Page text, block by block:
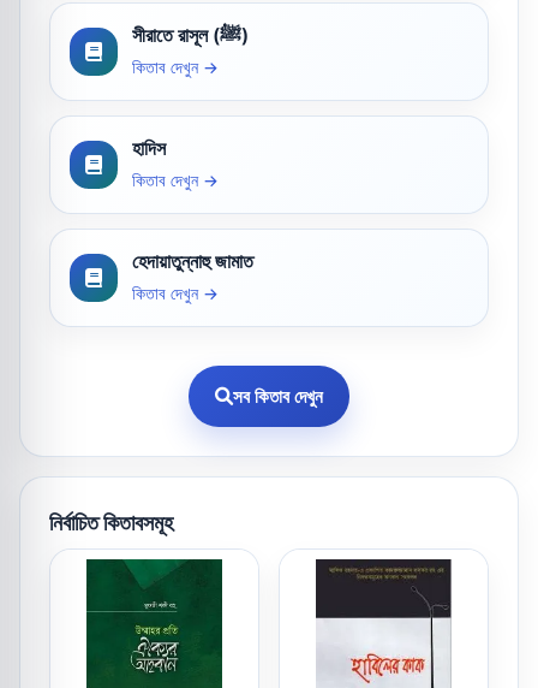
সীরাতে রাসূল (ﷺ)
কিতাব দেখুন →
হাদিস
কিতাব দেখুন →
হেদায়াতুন্নাহু জামাত
কিতাব দেখুন →
সব কিতাব দেখুন
নির্বাচিত কিতাবসমূহ